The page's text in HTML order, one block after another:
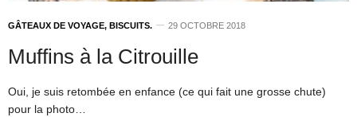
GÂTEAUX DE VOYAGE, BISCUITS. 29 OCTOBRE 2018
Muffins à la Citrouille
Oui, je suis retombée en enfance (ce qui fait une grosse chute)
pour la photo…